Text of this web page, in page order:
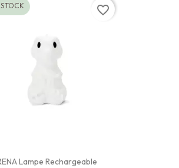
Lampe Rechargeable
favorite_border